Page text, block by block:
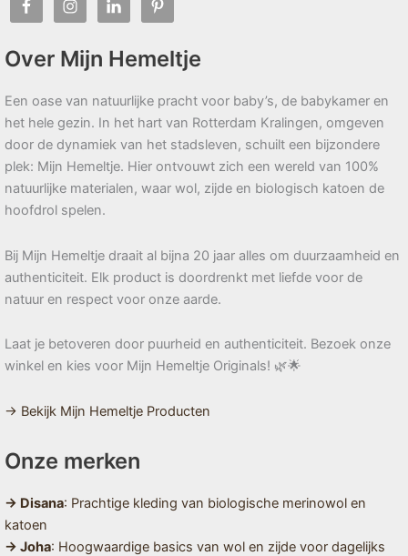
Over Mijn Hemeltje
Een oase van natuurlijke pracht voor baby’s, de babykamer en
het hele gezin. In het hart van Rotterdam Kralingen, omgeven
door de dynamiek van het stadsleven, schuilt een bijzondere
plek: Mijn Hemeltje. Hier ontvouwt zich een wereld van 100%
natuurlijke materialen, waar wol, zijde en biologisch katoen de
hoofdrol spelen.
Bij Mijn Hemeltje draait al bijna 20 jaar alles om duurzaamheid en
authenticiteit. Elk product is doordrenkt met liefde voor de
natuur en respect voor onze aarde.
Laat je betoveren door puurheid en authenticiteit. Bezoek onze
winkel en kies voor Mijn Hemeltje Originals! 🌿🌟
→ Bekijk Mijn Hemeltje Producten
Onze merken
→ Disana: Prachtige kleding van biologische merinowol en
katoen
→ Joha: Hoogwaardige basics van wol en zijde voor dagelijks